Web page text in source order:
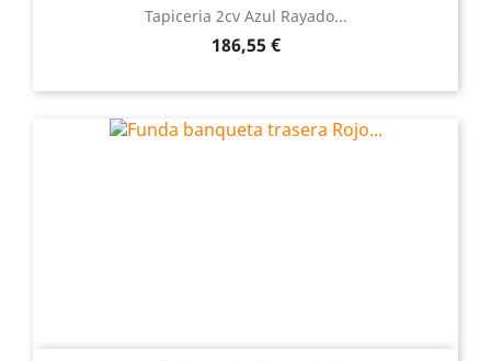
Tapiceria 2cv Azul Rayado...
Precio
186,55 €